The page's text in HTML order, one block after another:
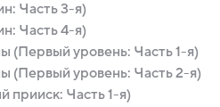
Часть 3-я)
Часть 4-я)
(Первый уровень: Часть 1-я)
(Первый уровень: Часть 2-я)
прииск: Часть 1-я)